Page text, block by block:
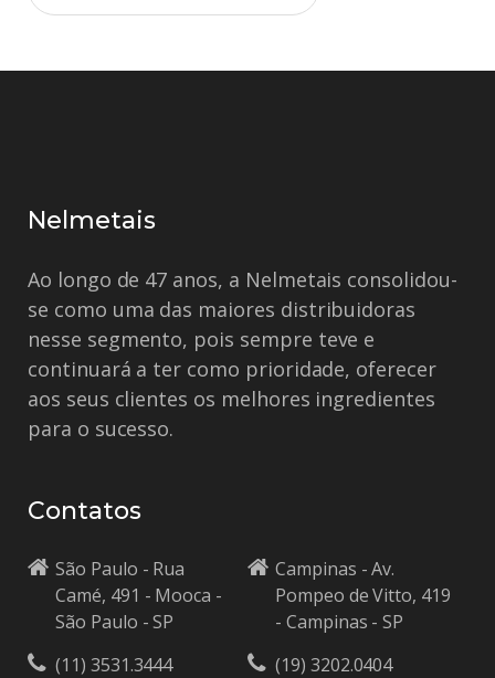
Nelmetais
Ao longo de 47 anos, a Nelmetais consolidou-
se como uma das maiores distribuidoras
nesse segmento, pois sempre teve e
continuará a ter como prioridade, oferecer
aos seus clientes os melhores ingredientes
para o sucesso.
Contatos
São Paulo - Rua
Camé, 491 - Mooca -
São Paulo - SP
(11) 3531.3444
Campinas - Av.
Pompeo de Vitto, 419
- Campinas - SP
(19) 3202.0404